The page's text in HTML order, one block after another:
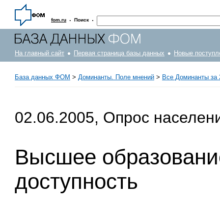
fom.ru · Поиск ·
На главный сайт Первая страница базы данных Новые
База данных ФОМ > Доминанты. Поле мнений > Все Доминанты за
02.06.2005, Опрос
Высшее
доступность